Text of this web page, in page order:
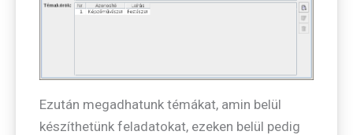
Ezután megadhatunk témákat, amin belül
készíthetünk feladatokat, ezeken belül pedig